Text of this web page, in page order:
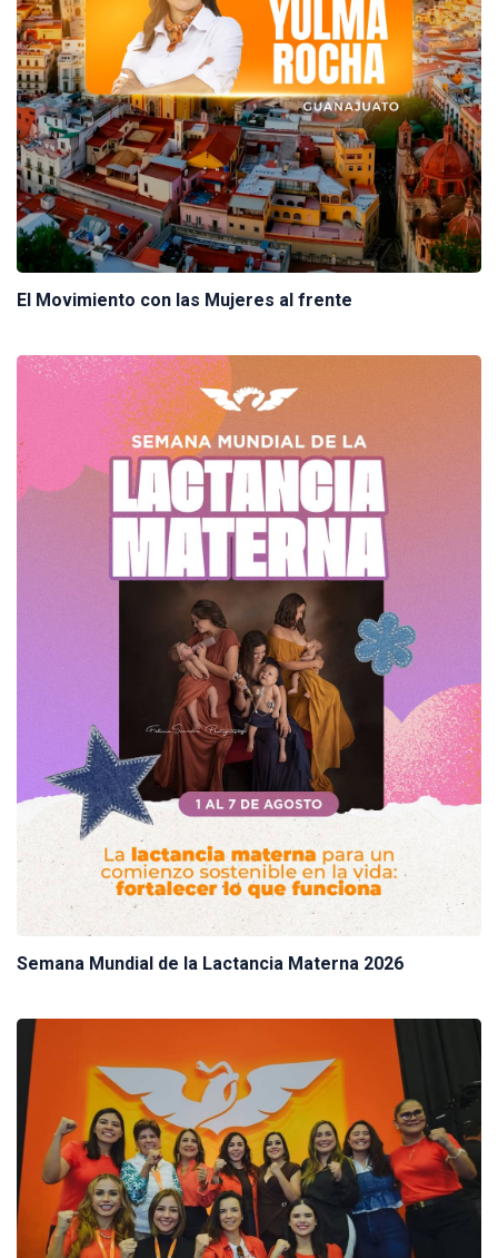
El Movimiento con las Mujeres al frente
Semana Mundial de la Lactancia Materna 2026